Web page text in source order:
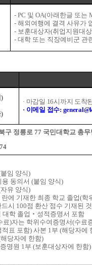
- PC 및 OA(아래한글 또는
- 해외여행에 결격 사유가
- 보훈대상자(취업지원대
- 대학 또는 직장예비군 관
)
)
· 마감일 16시까지 도착
· 이메일 접수:
구 정릉로 77 국민대학교 총
붙임 양식)
용 동의서 (붙임 양식)
자유 양식)
에 기재한 최종 학교 졸업(학
시 100점 환산 점수 기재된 것
대학 졸업 ‧ 성적증명서 포함
료)자는 학위수여증명서(수료
적표 포함) 사본 1 부 (해당자에
해당자에 한함)
명원 1 부 (보훈대상자에 한함)